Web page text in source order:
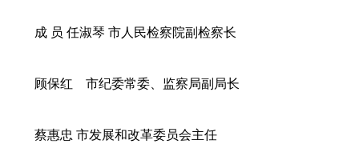
成 员 任淑琴 市人民检察院副检察长
顾保红 市纪委常委、监察局副局长
蔡惠忠 市发展和改革委员会主任